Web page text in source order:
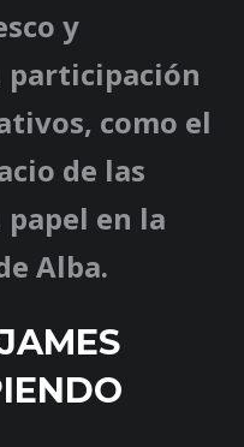
y
participación
como el
de las
papel en la
Alba.